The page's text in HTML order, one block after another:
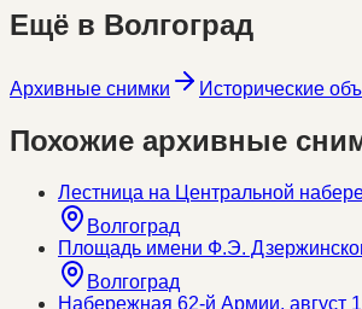
Ещё в Волгоград
Архивные снимки Исторические
Похожие архивные
Лестница на Центральной
Волгоград
Площадь имени Ф.Э.
Волгоград
Набережная 62-й Армии, август